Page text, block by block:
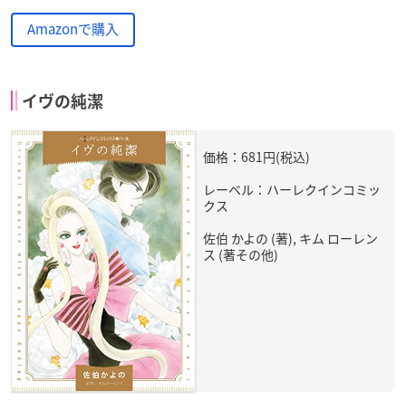
Amazonで購入
イヴの純潔
価格：681円(税込)
レーベル：ハーレクインコミッ
クス
佐伯 かよの (著), キム ローレン
ス (著その他)